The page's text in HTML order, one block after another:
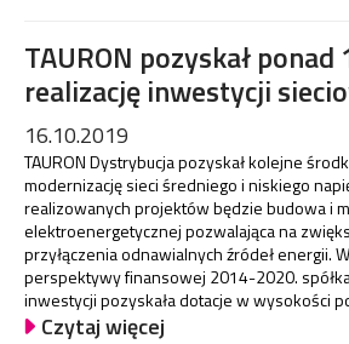
TAURON pozyskał
realizację inwestycji
16.10.2019
TAURON Dystrybucja pozyskał kolejne
modernizację sieci średniego i niskiego
realizowanych projektów będzie budowa i
elektroenergetycznej pozwalająca na
przyłączenia odnawialnych źródeł energii.
perspektywy finansowej 2014-2020.
inwestycji pozyskała dotacje w wysokości
Czytaj więcej